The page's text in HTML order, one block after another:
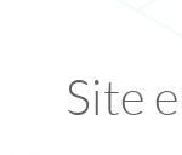
Site